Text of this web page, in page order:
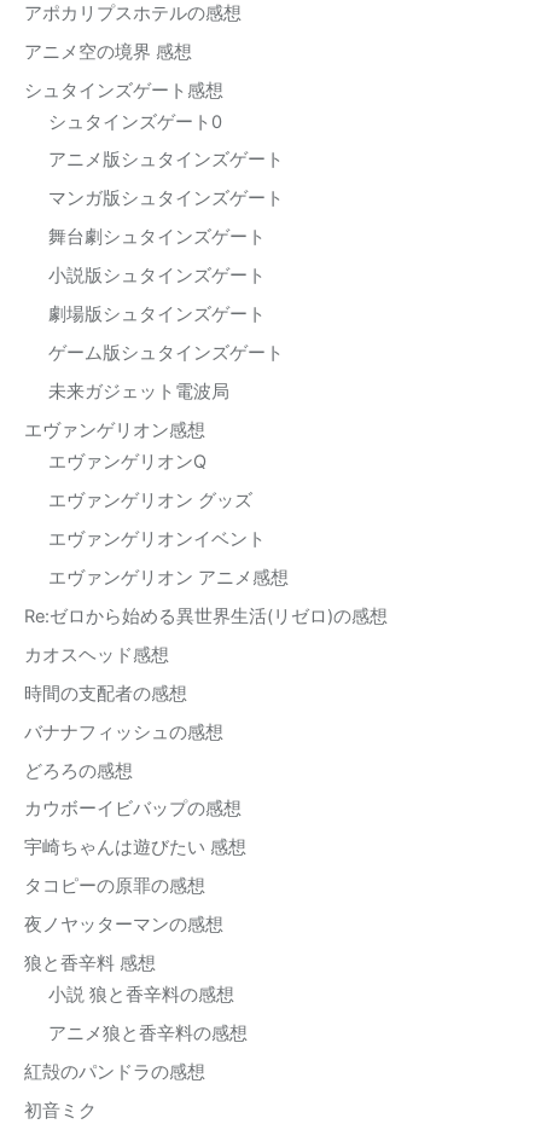
アポカリプスホテルの感想
アニメ空の境界 感想
シュタインズゲート感想
シュタインズゲート0
アニメ版シュタインズゲート
マンガ版シュタインズゲート
舞台劇シュタインズゲート
小説版シュタインズゲート
劇場版シュタインズゲート
ゲーム版シュタインズゲート
未来ガジェット電波局
エヴァンゲリオン感想
エヴァンゲリオンQ
エヴァンゲリオン グッズ
エヴァンゲリオンイベント
エヴァンゲリオン アニメ感想
Re:ゼロから始める異世界生活(リゼロ)の感想
カオスヘッド感想
時間の支配者の感想
バナナフィッシュの感想
どろろの感想
カウボーイビバップの感想
宇崎ちゃんは遊びたい 感想
タコピーの原罪の感想
夜ノヤッターマンの感想
狼と香辛料 感想
小説 狼と香辛料の感想
アニメ狼と香辛料の感想
紅殻のパンドラの感想
初音ミク